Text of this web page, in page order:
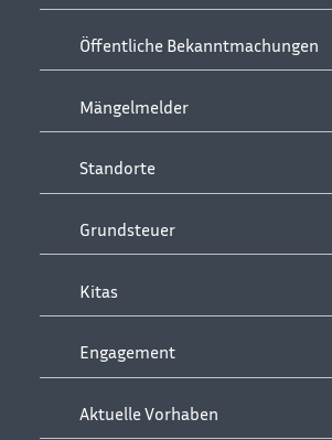
Öffentliche Bekanntmachungen
Mängelmelder
Standorte
Grundsteuer
Kitas
Engagement
Aktuelle Vorhaben